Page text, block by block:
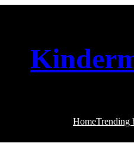
HomeTrending